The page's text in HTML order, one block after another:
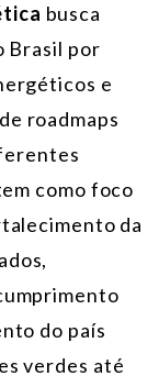
busca
Brasil por
e
roadmaps
como foco
da
do país
verdes até